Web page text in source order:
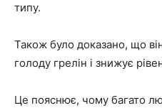
типу.
Також було доказано, що
голоду грелін і знижує
Це пояснює, чому багато